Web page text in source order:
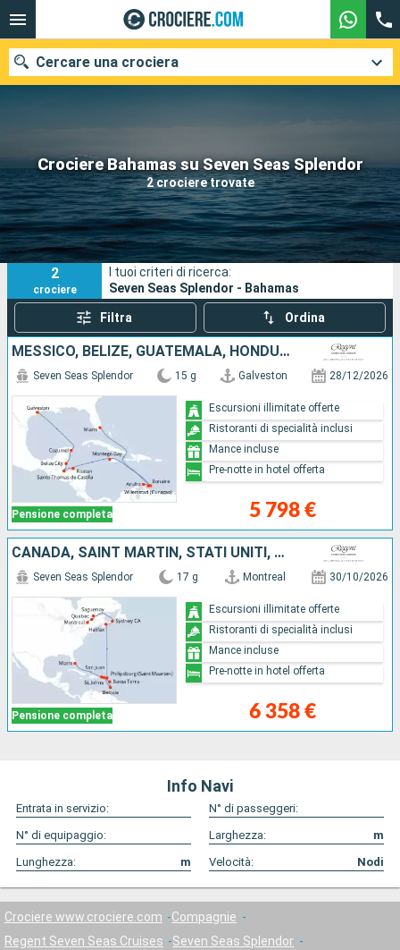
Crociere Bahamas su Seven Seas Splendor
2 crociere trovate
Cercare una crociera
Le nostre destinazioni
Mesi di partenza
Porti Compagnie
Ricerca
2
crociere
I tuoi criteri di ricerca:
Seven Seas Splendor - Bahamas
Filtra Ordina
MESSICO, BELIZE, GUATEMALA, HONDURAS, GIAMAICA, ARUBA, BONAIRE, STATI UNITI
Pensione completa
Seven Seas Splendor 15 g Galveston 28/12/2026
5 798 €
Escursioni illimitate offerte
Ristoranti di specialità inclusi
Mance incluse
Pre-notte in hotel offerta
CANADA, SAINT MARTIN, STATI UNITI, GUADALUPA, SAINT-VINCENT E LE GRENADINE, PORTORICO
Pensione completa
Seven Seas Splendor 17 g Montreal 30/10/2026
6 358 €
Escursioni illimitate offerte
Ristoranti di specialità inclusi
Mance incluse
Pre-notte in hotel offerta
Info Navi
Entrata in servizio:
N° di passeggeri:
N° di equipaggio:
Larghezza:
m
Lunghezza:
m Velocità: Nodi
Crociere www.crociere.com
Compagnie
Regent Seven Seas Cruises
Seven Seas Splendor